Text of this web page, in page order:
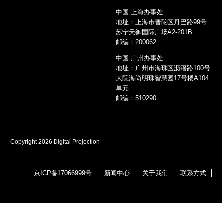
中国 上海办事处
地址：上海市普陀区丹巴路99号
苏宁天御国际广场A2-201B
邮编：200062
中国 广州办事处
地址：广州市海珠区沥滘路100号
大院海尚明珠智慧园17号楼A104
单元
邮编：510290
Copyright 2026 Digital Projection
京ICP备17066999号 新闻中心 关于我们 联系方式